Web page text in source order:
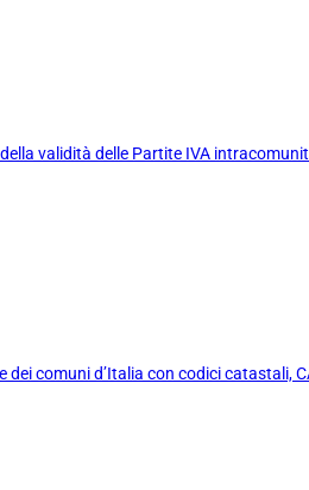
validità delle Partite IVA
dei comuni d’Italia con codici catastali,